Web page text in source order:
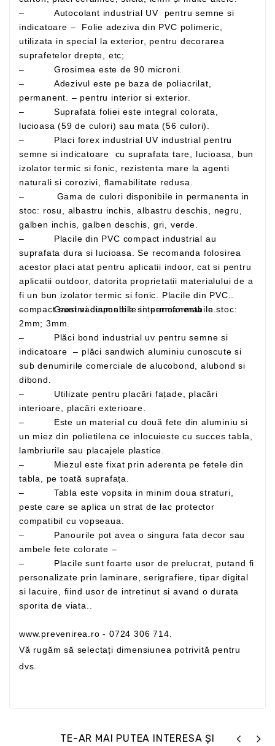
– Autocolant industrial UV pentru semne si
indicatoare – Folie adeziva din PVC polimeric,
utilizata in special la exterior, pentru decorarea
suprafetelor drepte, etc;
– Grosimea este de 90 microni.
– Adezivul este pe baza de poliacrilat,
permanent. – pentru interior si exterior.
– Suprafata foliei este integral colorata,
lucioasa (59 de culori) sau mata (56 culori).
– Placi forex industrial UV industrial pentru
semne si indicatoare cu suprafata tare, lucioasa, bun
izolator termic si fonic, rezistenta mare la agenti
naturali si corozivi, flamabilitate redusa.
– Gama de culori disponibile in permanenta in
stoc: rosu, albastru inchis, albastru deschis, negru,
galben inchis, galben deschis, gri, verde.
– Placile din PVC compact industrial au
suprafata dura si lucioasa. Se recomanda folosirea
acestor placi atat pentru aplicatii indoor, cat si pentru
aplicatii outdoor, datorita proprietatii materialului de a
fi un bun izolator termic si fonic. Placile din PVC
compact sunt vacuumabile si termoformabile.
– Grosimi disponibile in permanenta in stoc:
2mm; 3mm.
– Plăci bond industrial uv pentru semne si
indicatoare – plăci sandwich aluminiu cunoscute si
sub denumirile comerciale de alucobond, alubond si
dibond.
– Utilizate pentru placări fațade, placări
interioare, placări exterioare.
– Este un material cu două fete din aluminiu si
un miez din polietilena ce inlocuieste cu succes tabla,
lambriurile sau placajele plastice.
– Miezul este fixat prin aderenta pe fetele din
tabla, pe toată suprafața.
– Tabla este vopsita in minim doua straturi,
peste care se aplica un strat de lac protector
compatibil cu vopseaua.
– Panourile pot avea o singura fata decor sau
ambele fete colorate –
– Placile sunt foarte usor de prelucrat, putand fi
personalizate prin laminare, serigrafiere, tipar digital
si lacuire, fiind usor de intretinut si avand o durata
sporita de viata..
www.prevenirea.ro - 0724 306 714.
Vă rugăm să selectați dimensiunea potrivită pentru
dvs.
TE-AR MAI PUTEA INTERESA ȘI